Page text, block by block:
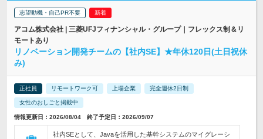
志望動機・自己PR不要
アコム株式会社 | 三菱UFJフィナンシャル・グループ｜フレックス制＆リ
モートあり
リノベーション開発チームの【社内SE】★年休120日(土日祝休
み)
正社員 リモートワーク可 上場企業 完全週休2日制
女性のおしごと掲載中
情報更新日：2026/08/04 終了予定日：2026/09/07
社内SEとして、Javaを活用した基幹システムのマイグレーシ